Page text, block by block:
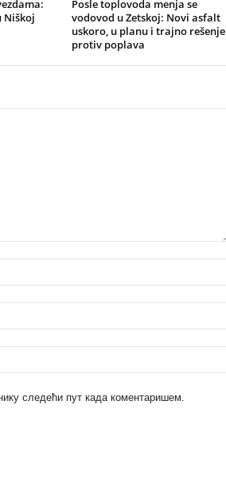
Niškoj
Posle toplovoda menja se
vodovod u Zetskoj: Novi asfalt
uskoro, u planu i trajno rešenje
protiv poplava
следећи пут када коментаришем.